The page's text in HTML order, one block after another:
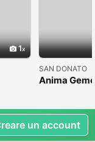
1
SAN DONATO
Anima
un account